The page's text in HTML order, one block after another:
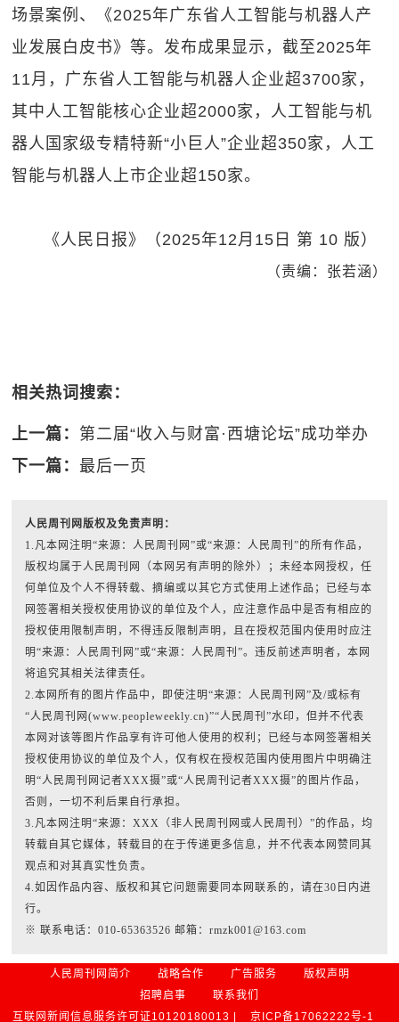
场景案例、《2025年广东省人工智能与机器人产
业发展白皮书》等。发布成果显示，截至2025年
11月，广东省人工智能与机器人企业超3700家，
其中人工智能核心企业超2000家，人工智能与机
器人国家级专精特新“小巨人”企业超350家，人工
智能与机器人上市企业超150家。
《人民日报》（2025年12月15日 第 10 版）
（责编：张若涵）
相关热词搜索：
上一篇： 第二届“收入与财富·西塘论坛”成功举办
下一篇：最后一页
人民周刊网版权及免责声明：
1.凡本网注明“来源：人民周刊网”或“来源：人民周刊”的所有作品，
版权均属于人民周刊网（本网另有声明的除外）；未经本网授权，任
何单位及个人不得转载、摘编或以其它方式使用上述作品；已经与本
网签署相关授权使用协议的单位及个人，应注意作品中是否有相应的
授权使用限制声明，不得违反限制声明，且在授权范围内使用时应注
明“来源：人民周刊网”或“来源：人民周刊”。违反前述声明者，本网
将追究其相关法律责任。
2.本网所有的图片作品中，即使注明“来源：人民周刊网”及/或标有
“人民周刊网(www.peopleweekly.cn)”“人民周刊”水印，但并不代表
本网对该等图片作品享有许可他人使用的权利；已经与本网签署相关
授权使用协议的单位及个人，仅有权在授权范围内使用图片中明确注
明“人民周刊网记者XXX摄”或“人民周刊记者XXX摄”的图片作品，
否则，一切不利后果自行承担。
3.凡本网注明“来源：XXX（非人民周刊网或人民周刊）”的作品，均
转载自其它媒体，转载目的在于传递更多信息，并不代表本网赞同其
观点和对其真实性负责。
4.如因作品内容、版权和其它问题需要同本网联系的，请在30日内进
行。
※ 联系电话：010-65363526 邮箱：rmzk001@163.com
人民周刊网简介 战略合作 广告服务
版权声明
招聘启事
联系我们
互联网新闻信息服务许可证10120180013 |
京ICP备17062222号-1